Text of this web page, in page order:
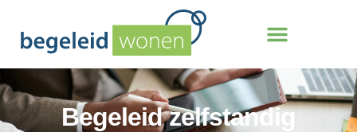
Begeleid zelfstandig